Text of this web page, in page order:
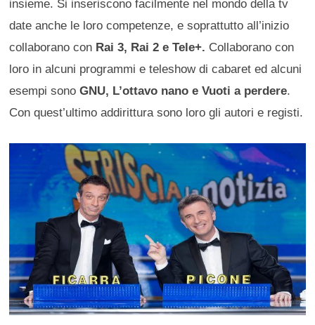
insieme. Si inseriscono facilmente nel mondo della tv
date anche le loro competenze, e soprattutto all’inizio
collaborano con Rai 3, Rai 2 e Tele+. Collaborano con
loro in alcuni programmi e teleshow di cabaret ed alcuni
esempi sonoGNU, L’ottavo nano e Vuoti a perdere.
Con quest’ultimo addirittura sono loro gli autori e registi.